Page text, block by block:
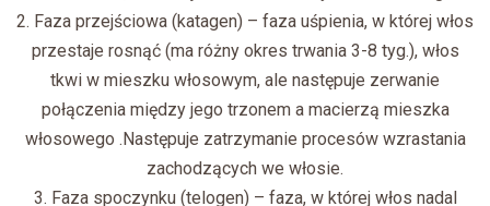
2. Faza przejściowa (katagen) – faza uśpienia, w której włos
przestaje rosnąć (ma różny okres trwania 3-8 tyg.), włos
tkwi w mieszku włosowym, ale następuje zerwanie
połączenia między jego trzonem a macierzą mieszka
włosowego .Następuje zatrzymanie procesów wzrastania
zachodzących we włosie.
3. Faza spoczynku (telogen) – faza, w której włos nadal